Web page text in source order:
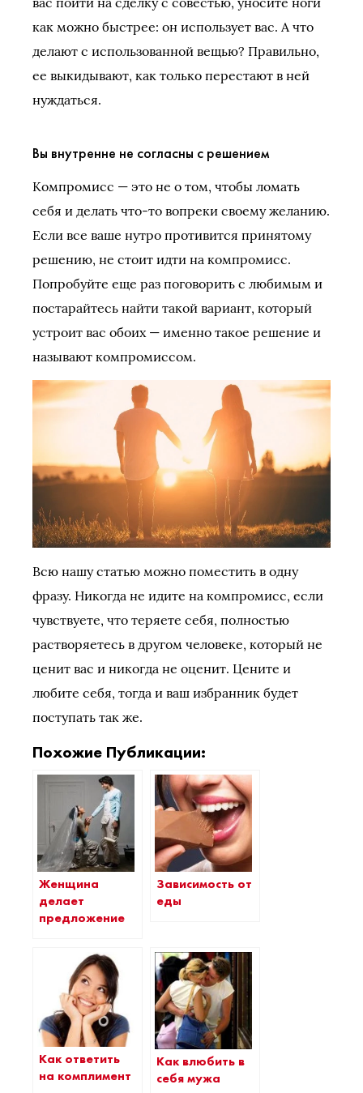
как можно быстрее: он использует вас. А что
делают с использованной вещью? Правильно,
ее выкидывают, как только перестают в ней
нуждаться.
Вы внутренне не согласны с решением
Компромисс — это не о том, чтобы ломать
себя и делать что-то вопреки своему желанию.
Если все ваше нутро противится принятому
решению, не стоит идти на компромисс.
Попробуйте еще раз поговорить с любимым и
постарайтесь найти такой вариант, который
устроит вас обоих — именно такое решение и
называют компромиссом.
Всю нашу статью можно поместить в одну
фразу. Никогда не идите на компромисс, если
чувствуете, что теряете себя, полностью
растворяетесь в другом человеке, который не
ценит вас и никогда не оценит. Цените и
любите себя, тогда и ваш избранник будет
поступать так же.
Похожие Публикации:
Женщина
делает
предложение
Зависимость от
еды
Как ответить
на комплимент
Как влюбить в
себя мужа